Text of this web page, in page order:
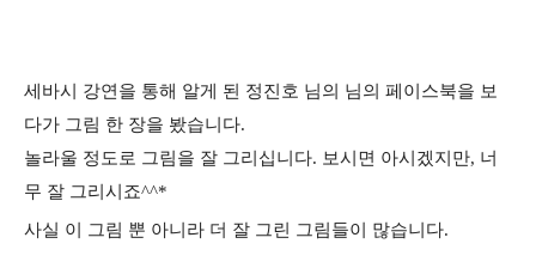
세바시 강연을 통해 알게 된 정진호 님의 님의 페이스북을 보
다가 그림 한 장을 봤습니다.
놀라울 정도로 그림을 잘 그리십니다. 보시면 아시겠지만, 너
무 잘 그리시죠^^*
사실 이
그림 뿐 아니라 더 잘 그린 그림들이 많습니다.